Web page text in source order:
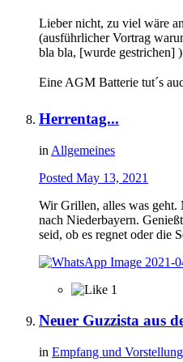
Lieber nicht, zu viel wäre
(ausführlicher Vortrag
bla bla, [wurde gestrichen] )
Eine AGM Batterie tut´s
Herrentag...
in Allgemeines
Posted May 13, 2021
Wir Grillen, alles was
nach Niederbayern.
seid, ob es regnet oder die
1
Neuer Guzzista aus
in Empfang und Vorstellung